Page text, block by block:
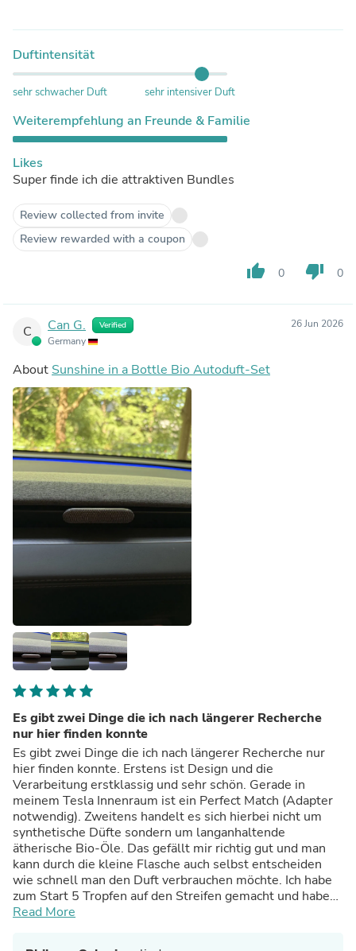
Duftintensität
sehr schwacher Duft sehr intensiver Duft
Weiterempfehlung an Freunde & Familie
Likes
Super finde ich die attraktiven Bundles
Review collected from invite
Review rewarded with a coupon
thumb_up 0 thumb_down 0
C Can G. Verified
Germany
26 Jun 2026
About Sunshine in a Bottle Bio Autoduft-Set
Es gibt zwei Dinge die ich nach längerer Recherche
nur hier finden konnte
Es gibt zwei Dinge die ich nach längerer Recherche nur
hier finden konnte. Erstens ist Design und die
Verarbeitung erstklassig und sehr schön. Gerade in
meinem Tesla Innenraum ist ein Perfect Match (Adapter
notwendig). Zweitens handelt es sich hierbei nicht um
synthetische Düfte sondern um langanhaltende
ätherische Bio-Öle. Das gefällt mir richtig gut und man
kann durch die kleine Flasche auch selbst entscheiden
wie schnell man den Duft verbrauchen möchte. Ich habe
zum Start 5 Tropfen auf den Streifen gemacht und habe
das für mehr als ausreichend empfunden.
Read More